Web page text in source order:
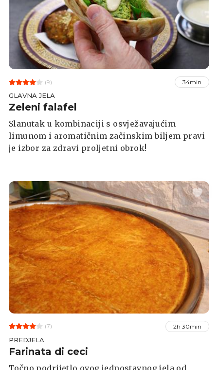
(9) 34min
GLAVNA JELA
Zeleni falafel
Slanutak u kombinaciji s osvježavajućim
limunom i aromatičnim začinskim biljem pravi
je izbor za zdravi proljetni obrok!
(7) 2h 30min
PREDJELA
Farinata di ceci
Točno podrijetlo ovog jednostavnog jela od